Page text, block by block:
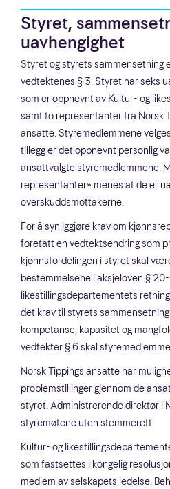
Styret,
uavhengighet
Styret og styrets sammensetning
vedtektenes § 3. Styret har seks
som er oppnevnt av Kultur- og
samt to representanter fra Norsk
ansatte. Styremedlemmene
tillegg er det oppnevnt personlig
ansattvalgte styremedlemmene.
representanter» menes at de er
overskuddsmottakerne.
For å synliggjøre krav om
foretatt en vedtektsendring som
kjønnsfordelingen i styret skal
bestemmelsene i aksjeloven §
likestillingsdepartementets
det krav til styrets
kompetanse, kapasitet og
vedtekter § 6 skal
Norsk Tippings ansatte har
problemstillinger gjennom de
styret. Administrerende direktør i
styremøtene uten stemmerett.
Kultur- og
som fastsettes i kongelig
medlem av selskapets ledelse.